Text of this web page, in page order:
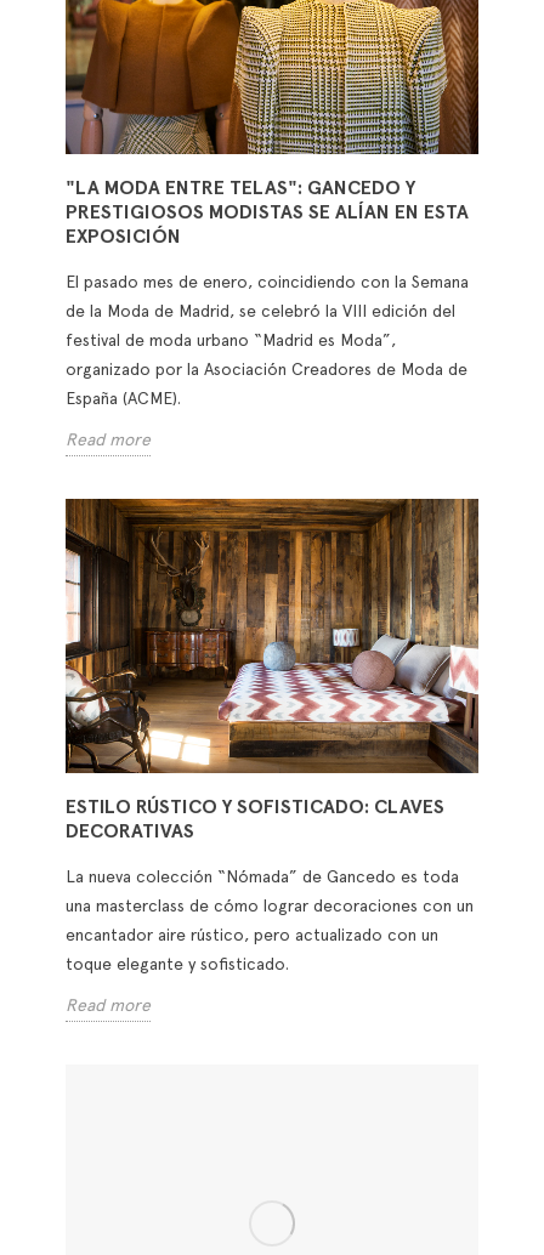
"LA MODA ENTRE TELAS": GANCEDO Y
PRESTIGIOSOS MODISTAS SE ALÍAN EN ESTA
EXPOSICIÓN
El pasado mes de enero, coincidiendo con la Semana
de la Moda de Madrid, se celebró la VIII edición del
festival de moda urbano “Madrid es Moda”,
organizado por la Asociación Creadores de Moda de
España (ACME).
Read more
ESTILO RÚSTICO Y SOFISTICADO: CLAVES
DECORATIVAS
La nueva colección “Nómada” de Gancedo es toda
una masterclass de cómo lograr decoraciones con un
encantador aire rústico, pero actualizado con un
toque elegante y sofisticado.
Read more